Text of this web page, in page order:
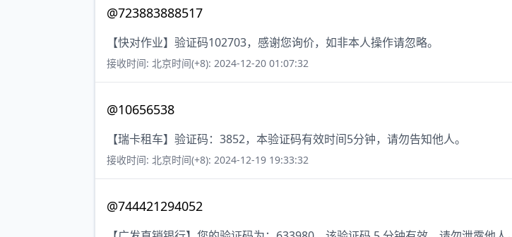
@723883888517
【快对作业】验证码102703，感谢您询价，如非本人操作请忽略。
接收时间: 北京时间(+8): 2024-12-20 01:07:32
@10656538
【瑞卡租车】验证码：3852，本验证码有效时间5分钟，请勿告知他人。
接收时间: 北京时间(+8): 2024-12-19 19:33:32
@744421294052